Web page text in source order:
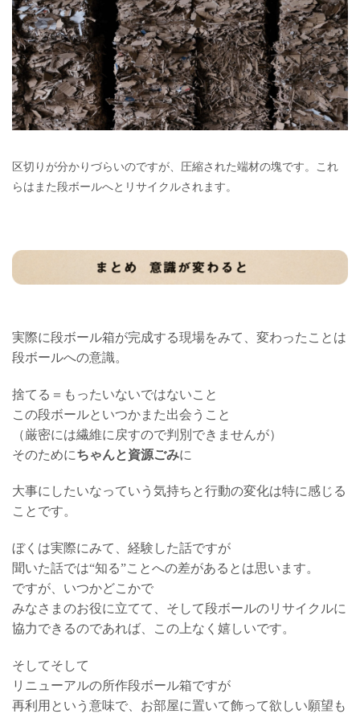
区切りが分かりづらいのですが、圧縮された端材の塊です。これ
らはまた段ボールへとリサイクルされます。
実際に段ボール箱が完成する現場をみて、変わったことは
段ボールへの意識。
捨てる＝もったいないではないこと
この段ボールといつかまた出会うこと
（厳密には繊維に戻すので判別できませんが）
そのためにちゃんと資源ごみに
大事にしたいなっていう気持ちと行動の変化は特に感じる
ことです。
ぼくは実際にみて、経験した話ですが
聞いた話では“知る”ことへの差があるとは思います。
ですが、いつかどこかで
みなさまのお役に立てて、そして段ボールのリサイクルに
協力できるのであれば、この上なく嬉しいです。
そしてそして
リニューアルの所作段ボール箱ですが
再利用という意味で、お部屋に置いて飾って欲しい願望も